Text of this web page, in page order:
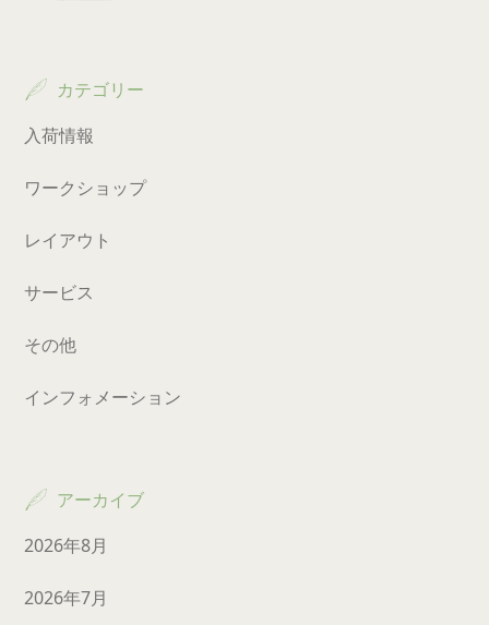
カテゴリー
入荷情報
ワークショップ
レイアウト
サービス
その他
インフォメーション
アーカイブ
2026年8月
2026年7月